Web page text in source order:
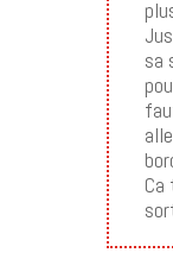
sa
Ca